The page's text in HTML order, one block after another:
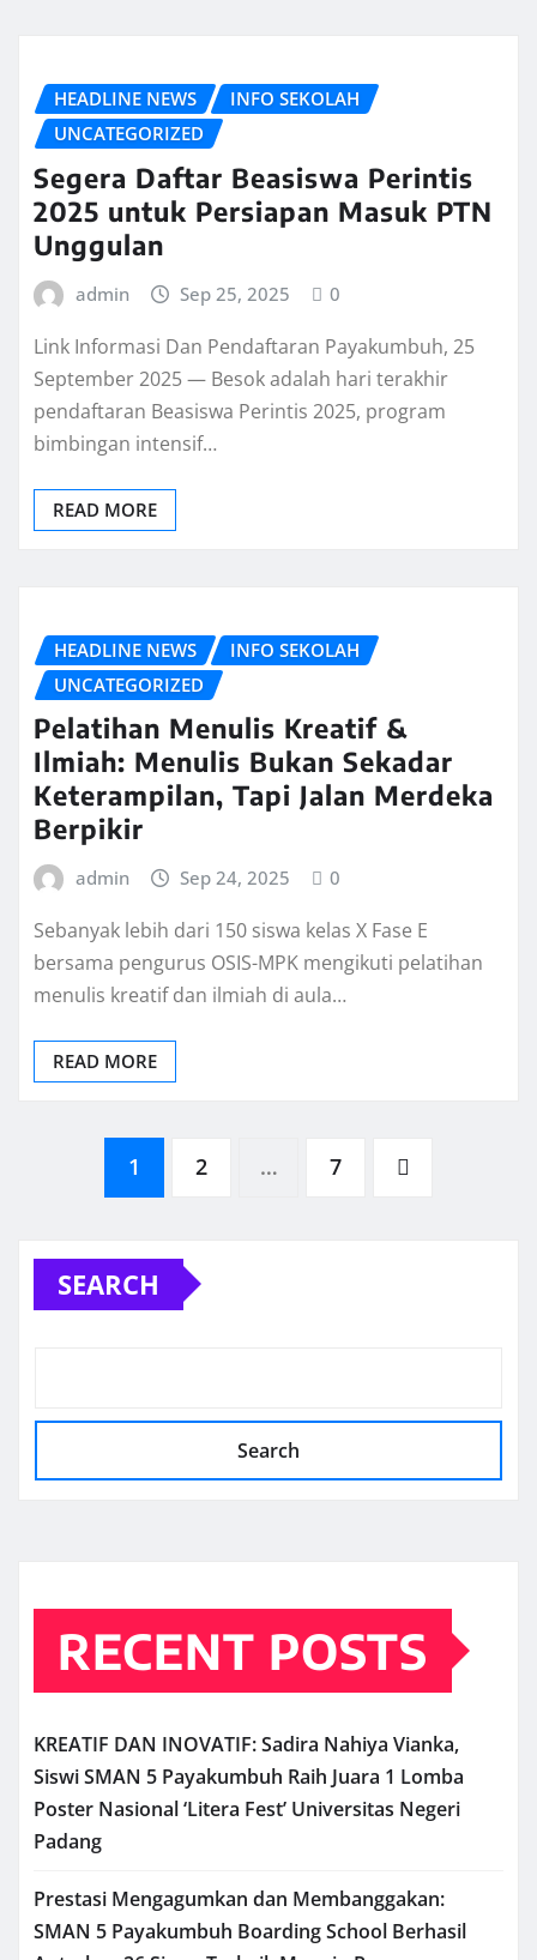
HEADLINE NEWS
INFO SEKOLAH
UNCATEGORIZED
Segera Daftar Beasiswa Perintis
2025 untuk Persiapan Masuk PTN
Unggulan
admin Sep 25, 2025 0
Link Informasi Dan Pendaftaran Payakumbuh, 25
September 2025 — Besok adalah hari terakhir
pendaftaran Beasiswa Perintis 2025, program
bimbingan intensif…
READ MORE
HEADLINE NEWS
INFO SEKOLAH
UNCATEGORIZED
Pelatihan Menulis Kreatif &
Ilmiah: Menulis Bukan Sekadar
Keterampilan, Tapi Jalan Merdeka
Berpikir
admin Sep 24, 2025 0
Sebanyak lebih dari 150 siswa kelas X Fase E
bersama pengurus OSIS-MPK mengikuti pelatihan
menulis kreatif dan ilmiah di aula…
READ MORE
Posts
pagination
1 2 … 7
SEARCH
Search
RECENT POSTS
KREATIF DAN INOVATIF: Sadira Nahiya Vianka,
Siswi SMAN 5 Payakumbuh Raih Juara 1 Lomba
Poster Nasional ‘Litera Fest’ Universitas Negeri
Padang
Prestasi Mengagumkan dan Membanggakan:
SMAN 5 Payakumbuh Boarding School Berhasil